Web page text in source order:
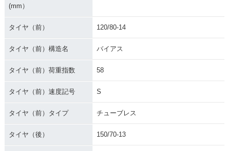
(mm）
タイヤ（前） 120/80-14
タイヤ（前）構造名 バイアス
タイヤ（前）荷重指数 58
タイヤ（前）速度記号 S
タイヤ（前）タイプ チューブレス
タイヤ（後） 150/70-13